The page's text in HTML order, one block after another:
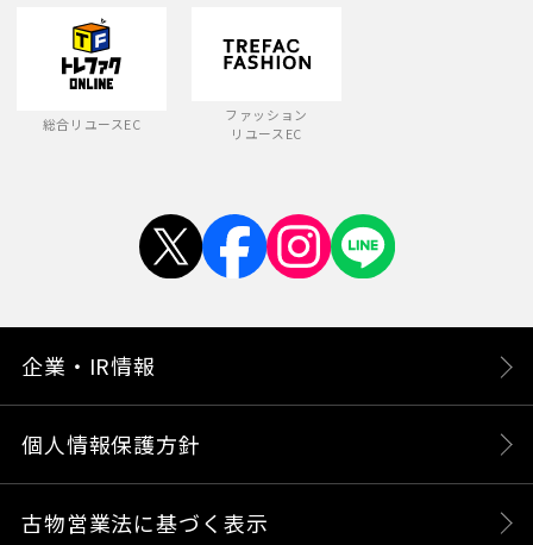
総合リユースEC
ファッション
リユースEC
企業・IR情報
個人情報保護方針
古物営業法に基づく表示